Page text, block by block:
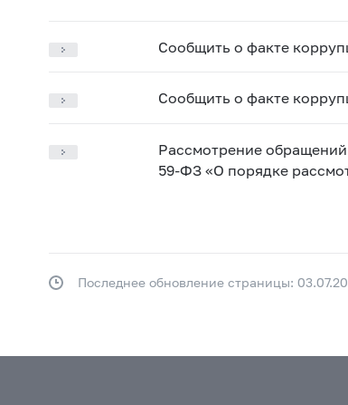
Сообщить о факте
Сообщить о факте
Рассмотрение
59-ФЗ «О порядке
Последнее обновление страницы: